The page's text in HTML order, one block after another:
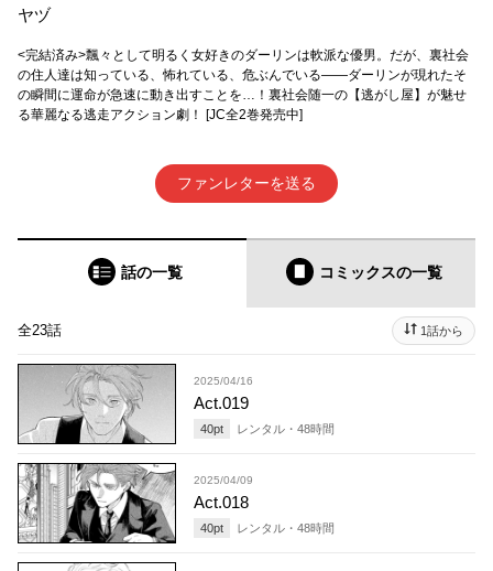
ヤヅ
<完結済み>飄々として明るく女好きのダーリンは軟派な優男。だが、裏社会
の住人達は知っている、怖れている、危ぶんでいる――ダーリンが現れたそ
の瞬間に運命が急速に動き出すことを…！裏社会随一の【逃がし屋】が魅せ
る華麗なる逃走アクション劇！ [JC全2巻発売中]
ファンレターを送る
話の一覧 コミックスの一覧
全23話 1話から
2025/04/16
Act.019
40pt レンタル・ 48時間
2025/04/09
Act.018
40pt レンタル・ 48時間